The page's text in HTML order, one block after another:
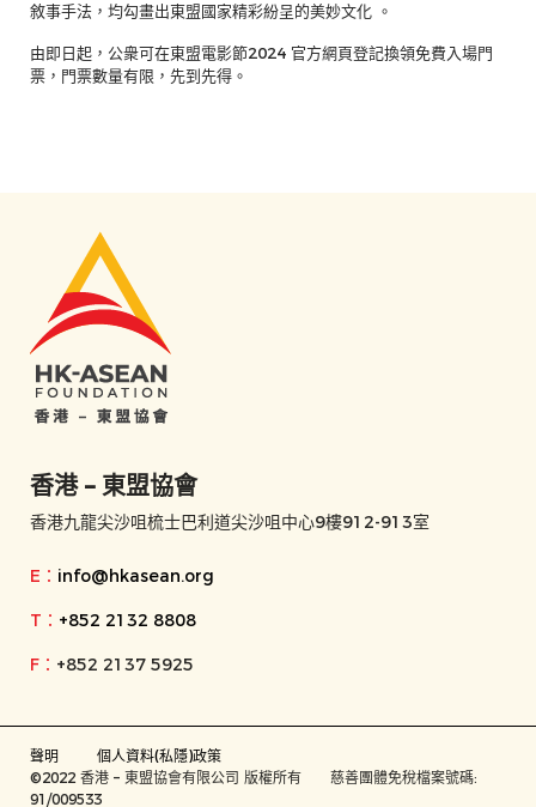
敘事手法，均勾畫出東盟國家精彩紛呈的美妙文化 。
由即日起，公衆可在東盟電影節2024 官方網頁登記換領免費入場門
票，門票數量有限，先到先得。
香港 – 東盟協會
香港九龍尖沙咀梳士巴利道尖沙咀中心9樓912-913室
E： info@hkasean.org
T： +852 2132 8808
F： +852 2137 5925
聲明
個人資料(私隱)政策
©2022 香港 – 東盟協會有限公司 版權所有 慈善團體免稅檔案號碼:
91/009533